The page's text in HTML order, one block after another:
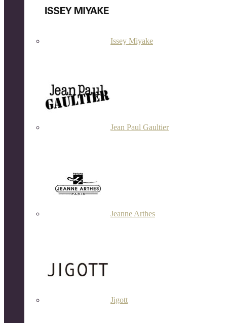
Issey Miyake
Jean Paul Gaultier
Jeanne Arthes
Jigott